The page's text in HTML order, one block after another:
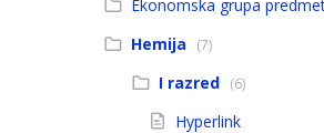
Ekonomska grupa
Hemija (7)
I razred (6)
Hyperlink